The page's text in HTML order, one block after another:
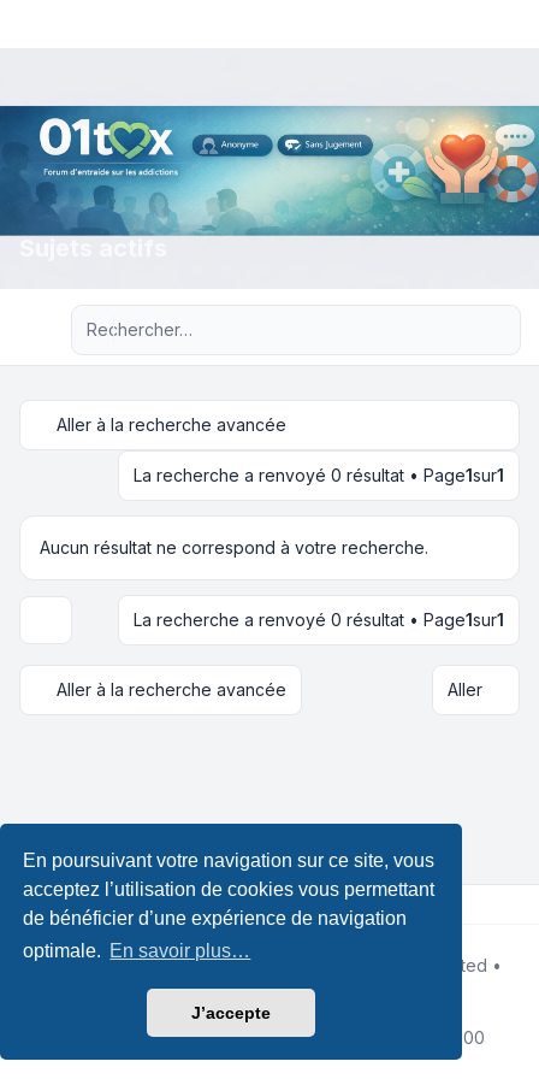
En poursuivant votre navigation sur ce site, vous
acceptez l’utilisation de cookies vous permettant
de bénéficier d’une expérience de navigation
optimale. En savoir plus…
J’accepte
Recherche avancée
Aller à la recherche avancée
La recherche a renvoyé 0 résultat • Page1sur1
Aucun résultat ne correspond à votre recherche.
Options d’affichage et de tri
La recherche a renvoyé 0 résultat • Page1sur1
Aller à la recherche avancée Aller
Développé parphpBB® Forum Software © phpBB Limited •
Leenoz
Traduction française officielle©
|Conditions|Fuseau horaire sur UTC+02:00